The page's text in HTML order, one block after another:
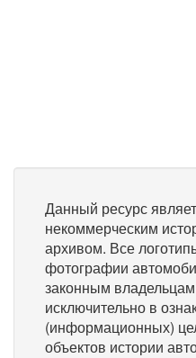
Данный ресурс
некоммерческим
архивом. Все
фотографии
законным
исключительно в
(информационных)
объектов истории